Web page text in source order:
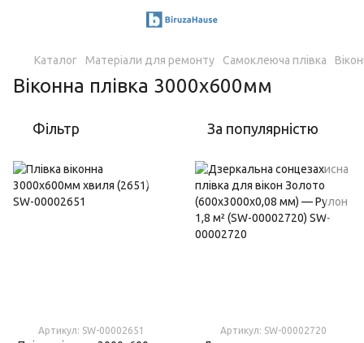
Каталог Матеріали для ремонту Самоклеюча плівка
Віконна плівка 3000х600мм
Фільтр За популярністю
Артикул: SW-00002651 Артикул: SW-00002720